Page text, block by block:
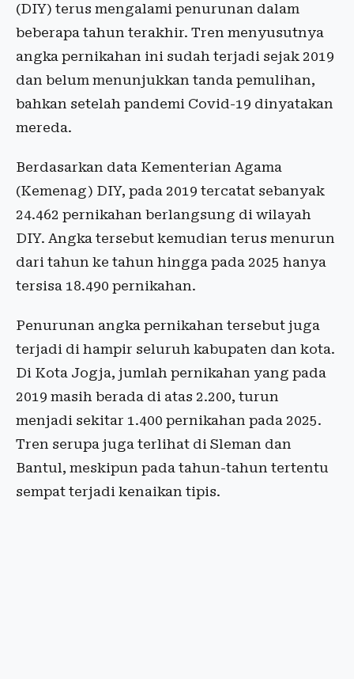
(DIY) terus mengalami penurunan dalam
beberapa tahun terakhir. Tren menyusutnya
angka pernikahan ini sudah terjadi sejak 2019
dan belum menunjukkan tanda pemulihan,
bahkan setelah pandemi Covid-19 dinyatakan
mereda.
Berdasarkan data Kementerian Agama
(Kemenag) DIY, pada 2019 tercatat sebanyak
24.462 pernikahan berlangsung di wilayah
DIY. Angka tersebut kemudian terus menurun
dari tahun ke tahun hingga pada 2025 hanya
tersisa 18.490 pernikahan.
Penurunan angka pernikahan tersebut juga
terjadi di hampir seluruh kabupaten dan kota.
Di Kota Jogja, jumlah pernikahan yang pada
2019 masih berada di atas 2.200, turun
menjadi sekitar 1.400 pernikahan pada 2025.
Tren serupa juga terlihat di Sleman dan
Bantul, meskipun pada tahun-tahun tertentu
sempat terjadi kenaikan tipis.